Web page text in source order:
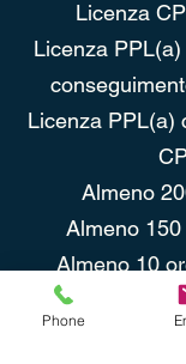
Licenza
Licenza
Licenza PPL(a)
Almeno
Almeno
Almeno 10
Almeno 20 ore
Phone